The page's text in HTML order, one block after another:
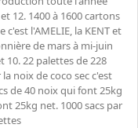
12. 1400 à 1600 cartons
l'AMELIE, la KENT et
de mars à mi-juin
10. 22 palettes de 228
noix de coco sec c'est
de 40 noix qui font 25kg
25kg net. 1000 sacs par